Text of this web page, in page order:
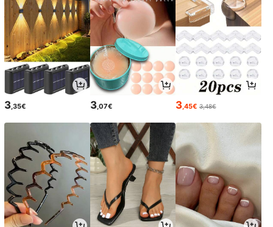
3,35€ 3,07€ 3,45€ 3,48€